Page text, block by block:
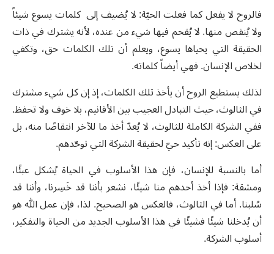
فالروح لا يفعل كما فعلت الحيّة: لا يُضيف إلى كلمات يسوع شيئاً
ولا يُنقص منها. لا يُقحم فيها شيء من عنده، لأنه يشترك في ذات
الحقيقة التي يحياها يسوع، ويعلم أن تلك الكلمات حق، وتكفي
لخلاص الإنسان. فهي أيضاً كلماته.
لذلك يستطيع الروح أن يأخذ تلك الكلمات، إذ إن كل شيء مشترك
في الثالوث، حيث التبادل العجيب بين الأقانيم، بلا خوف ولا تحفظ.
ففي الشركة الكاملة للثالوث، لا يُعدّ أخذ ما للآخر انتقاصًا منه، بل
على العكس: إنه تأكيد حيّ لحقيقة الشركة التي توحّدهم.
أما بالنسبة للإنسان، فإن هذا الأسلوب في الحياة يُشكل عبئًا،
ومشقة: فإذا أخذ أحدهم منا شيئًا، نشعر بأننا قد خَسِرنا، وأننا قد
سُلبنا. أما في الثالوث، فالعكس هو الصحيح. لذا، فإن عمل الله هو
أن يُدخلنا شيئًا فشيئًا في هذا الأسلوب الجديد من الحياة والتفكير،
أسلوب الشركة.